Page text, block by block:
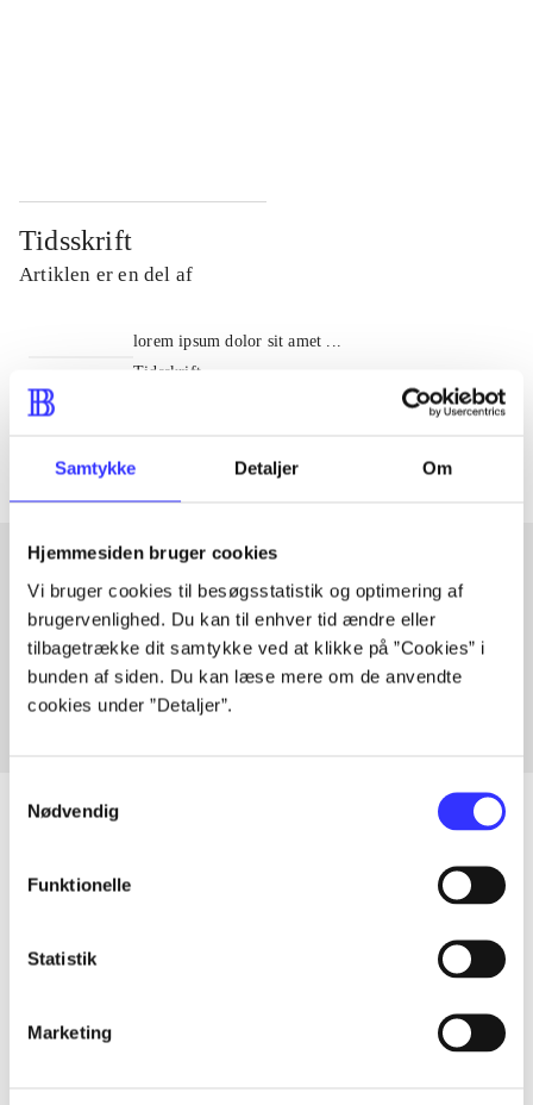
Samtykke Detaljer Om
Hjemmesiden bruger cookies
Vi bruger cookies til besøgsstatistik og optimering af
brugervenlighed. Du kan til enhver tid ændre eller
tilbagetrække dit samtykke ved at klikke på ”Cookies” i
bunden af siden. Du kan læse mere om de anvendte
cookies under ”Detaljer”.
Nødvendig
Funktionelle
Statistik
Marketing
Tidsskrift
Artiklen er en del af
lorem ipsum dolor sit amet ...
Tidsskrift
Artiklerne i
Artikler med samme emner
Fra
Artikler